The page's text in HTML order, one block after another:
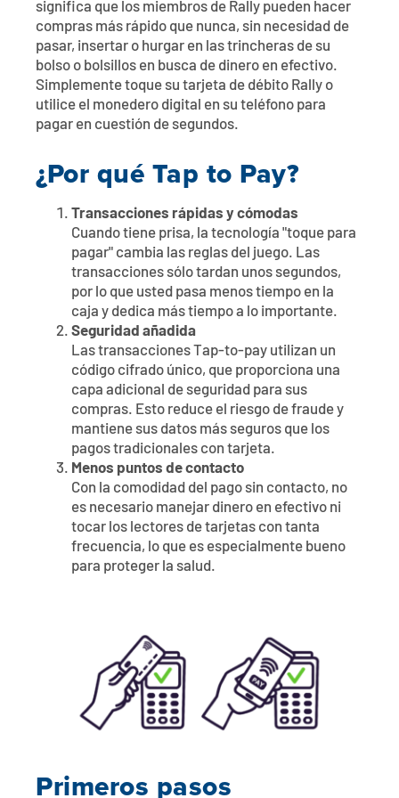
significa que los miembros de Rally pueden hacer
compras más rápido que nunca, sin necesidad de
pasar, insertar o hurgar en las trincheras de su
bolso o bolsillos en busca de dinero en efectivo.
Simplemente toque su tarjeta de débito Rally o
utilice el monedero digital en su teléfono para
pagar en cuestión de segundos.
¿Por qué Tap to Pay?
Transacciones rápidas y cómodas
Cuando tiene prisa, la tecnología "toque para
pagar" cambia las reglas del juego. Las
transacciones sólo tardan unos segundos,
por lo que usted pasa menos tiempo en la
caja y dedica más tiempo a lo importante.
Seguridad añadida
Las transacciones Tap-to-pay utilizan un
código cifrado único, que proporciona una
capa adicional de seguridad para sus
compras. Esto reduce el riesgo de fraude y
mantiene sus datos más seguros que los
pagos tradicionales con tarjeta.
Menos puntos de contacto
Con la comodidad del pago sin contacto, no
es necesario manejar dinero en efectivo ni
tocar los lectores de tarjetas con tanta
frecuencia, lo que es especialmente bueno
para proteger la salud.
Primeros pasos